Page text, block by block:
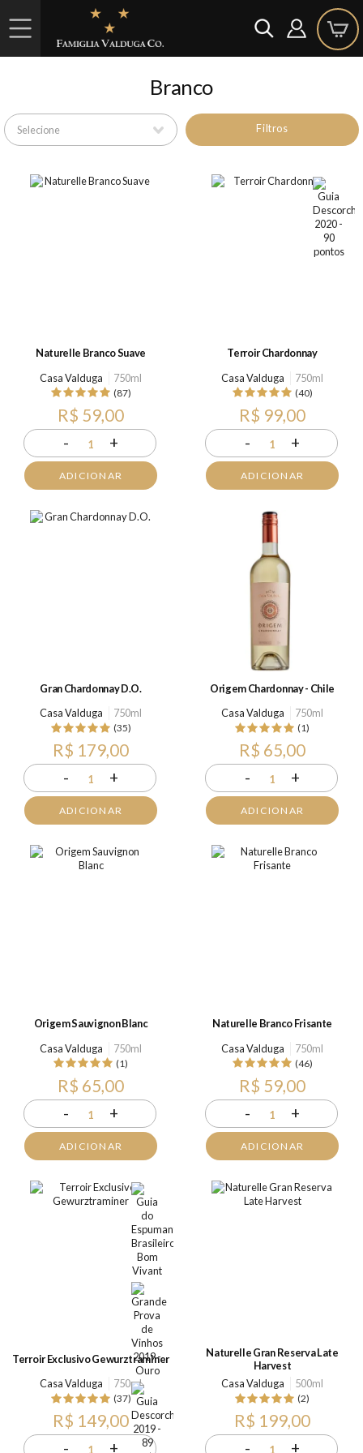
Branco
Filtros
Naturelle Branco Suave
Casa Valduga
750ml
(87)
R$ 59,00
- 1 +
ADICIONAR
Terroir Chardonnay
Casa Valduga
750ml
(40)
R$ 99,00
- 1 +
ADICIONAR
Gran Chardonnay D.O.
Casa Valduga
750ml
(35)
R$ 179,00
- 1 +
ADICIONAR
Origem Chardonnay - Chile
Casa Valduga
750ml
(1)
R$ 65,00
- 1 +
ADICIONAR
Origem Sauvignon Blanc
Casa Valduga
750ml
(1)
R$ 65,00
- 1 +
ADICIONAR
Naturelle Branco Frisante
Casa Valduga
750ml
(46)
R$ 59,00
- 1 +
ADICIONAR
Terroir Exclusivo Gewurztraminer
Casa Valduga
750ml
(37)
R$ 149,00
- 1 +
Naturelle Gran Reserva Late
Harvest
Casa Valduga
500ml
(2)
R$ 199,00
- 1 +